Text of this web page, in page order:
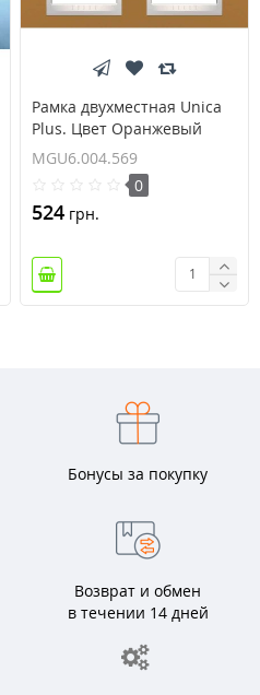
Рамка двухместная Unica
Plus. Цвет Оранжевый
MGU6.004.569
MGU6.004.569
0
524 грн.
Бонусы за покупку
Возврат и обмен
в течении 14 дней